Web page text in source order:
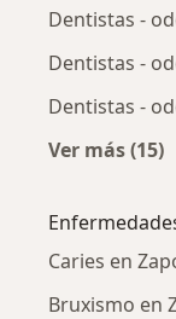
Dentistas -
Dentistas -
Dentistas -
Ver más (15)
Caries en
Bruxismo en